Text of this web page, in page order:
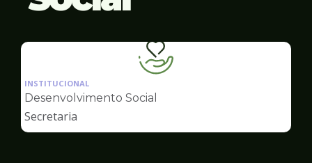
Ilustração
da
pagina
INSTITUCIONAL
Desenvolvimento Social
Secretaria